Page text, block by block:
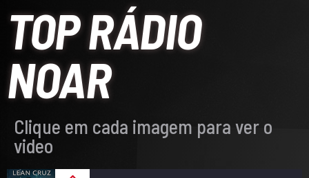
TOP RÁDIO
NOAR
Clique em cada imagem para ver o
video